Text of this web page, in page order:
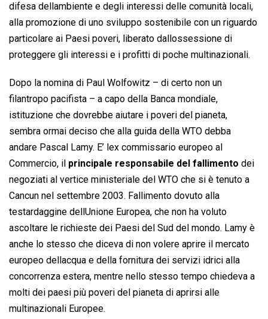
difesa dellambiente e degli interessi delle comunità locali,
alla promozione di uno sviluppo sostenibile con un riguardo
particolare ai Paesi poveri, liberato dallossessione di
proteggere gli interessi e i profitti di poche multinazionali.
Dopo la nomina di Paul Wolfowitz – di certo non un
filantropo pacifista – a capo della Banca mondiale,
istituzione che dovrebbe aiutare i poveri del pianeta,
sembra ormai deciso che alla guida della WTO debba
andare Pascal Lamy. E’ lex commissario europeo al
Commercio, il principale responsabile del fallimento dei
negoziati al vertice ministeriale del WTO che si è tenuto a
Cancun nel settembre 2003. Fallimento dovuto alla
testardaggine dellUnione Europea, che non ha voluto
ascoltare le richieste dei Paesi del Sud del mondo. Lamy è
anche lo stesso che diceva di non volere aprire il mercato
europeo dellacqua e della fornitura dei servizi idrici alla
concorrenza estera, mentre nello stesso tempo chiedeva a
molti dei paesi più poveri del pianeta di aprirsi alle
multinazionali Europee.